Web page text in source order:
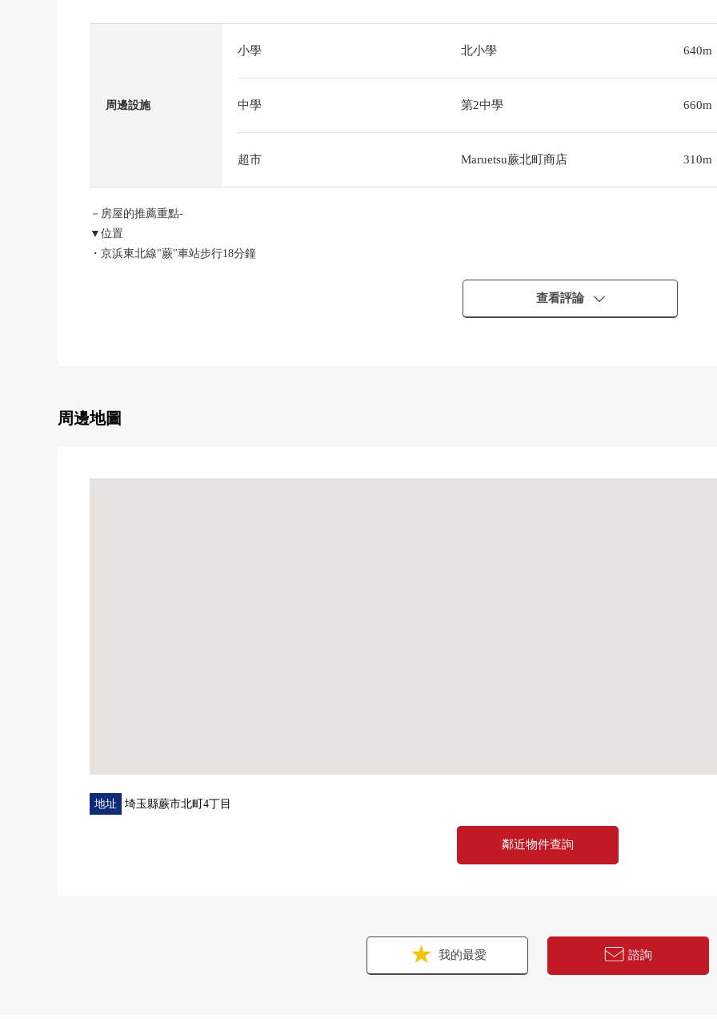
周邊設施
小學 北小學 640m
中學 第2中學 660m
超市 Maruetsu蕨北町商店 310m
－房屋的推薦重點-
▼位置
・京浜東北線"蕨"車站步行18分鐘
・在和式房間，壁櫥收納充實
查看評論
周邊地圖
地址 埼玉縣蕨市北町4丁目
鄰近物件查詢
我的最愛 諮詢